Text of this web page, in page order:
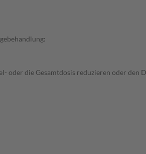
oder die Gesamtdosis reduzieren oder den